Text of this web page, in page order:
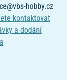
hobby.cz
kontaktovat
a dodání